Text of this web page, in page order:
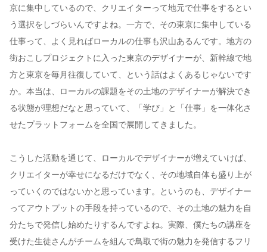
京に集中しているので、クリエイターって地元で仕事をするとい
う選択をしづらいんですよね。一方で、その東京に集中している
仕事って、よく見ればローカルの仕事も沢山あるんです。地方の
街おこしプロジェクトに入った東京のデザイナーが、新幹線で地
方と東京を毎月往復していて、という話はよくあるじゃないです
か。本当は、ローカルの課題をその土地のデザイナーが解決でき
る状態が理想だなと思っていて、「学び」と「仕事」を一体化さ
せたプラットフォームを全国で展開してきました。
こうした活動を通じて、ローカルでデザイナーが増えていけば、
クリエイターが幸せになるだけでなく、その地域自体も盛り上が
っていくのではないかと思っています。というのも、デザイナー
ってアウトプットの手段を持っているので、その土地の魅力を自
分たちで発信し始めたりするんですよね。実際、僕たちの講座を
受けた生徒さんがチームを組んで鳥取で街の魅力を発信するフリ